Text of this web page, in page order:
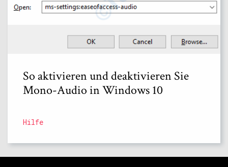
So aktivieren und deaktivieren Sie
Mono-Audio in Windows 10
Hilfe